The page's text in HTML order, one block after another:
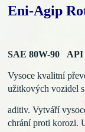
Eni-Agip
SAE 80W-90 API
Vysoce kvalitní
užitkových vozidel
aditiv. Vytváří
chrání protikorozi.